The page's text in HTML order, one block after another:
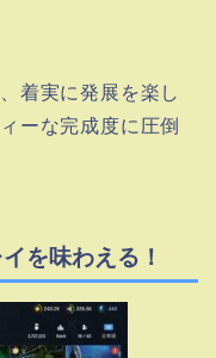
着実に発展を楽し
ーな完成度に圧倒
を味わえる！